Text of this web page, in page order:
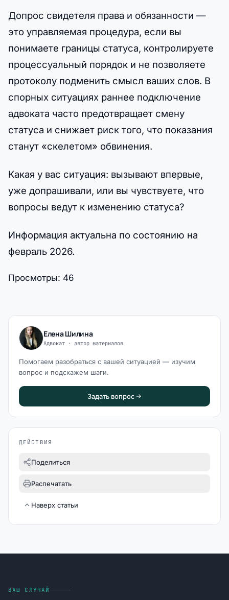
Допрос свидетеля права и обязанности —
это управляемая процедура, если вы
понимаете границы статуса, контролируете
процессуальный порядок и не позволяете
протоколу подменить смысл ваших слов. В
спорных ситуациях раннее подключение
адвоката часто предотвращает смену
статуса и снижает риск того, что показания
станут «скелетом» обвинения.
Какая у вас ситуация: вызывают впервые,
уже допрашивали, или вы чувствуете, что
вопросы ведут к изменению статуса?
Информация актуальна по состоянию на
февраль 2026.
Просмотры: 46
Елена Шилина
Адвокат · автор материалов
Помогаем разобраться с вашей ситуацией — изучим
вопрос и подскажем шаги.
Задать вопрос
ДЕЙСТВИЯ
Поделиться
Распечатать
Наверх статьи
ВАШ СЛУЧАЙ